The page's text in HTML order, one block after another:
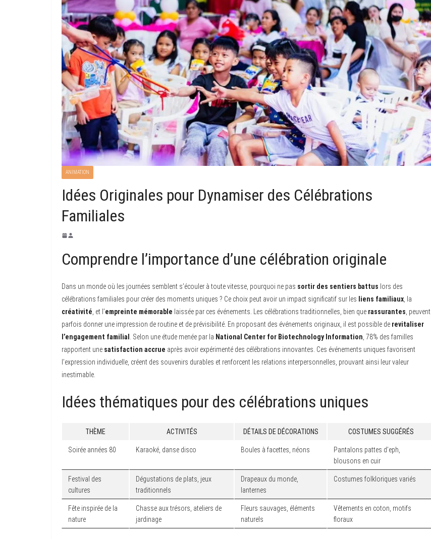
ANIMATION
Idées Originales pour Dynamiser des Célébrations
Familiales
Comprendre l’importance d’une célébration originale
Dans un monde où les journées semblent s’écouler à toute vitesse, pourquoi ne pas sortir des sentiers battus lors des
célébrations familiales pour créer des moments uniques ? Ce choix peut avoir un impact significatif sur les liens familiaux, la
créativité, et l’empreinte mémorable laissée par ces événements. Les célébrations traditionnelles, bien que rassurantes, peuvent
parfois donner une impression de routine et de prévisibilité. En proposant des événements originaux, il est possible de revitaliser
l’engagement familial . Selon une étude menée par la National Center for Biotechnology Information, 78% des familles
rapportent une satisfaction accrue après avoir expérimenté des célébrations innovantes. Ces événements uniques favorisent
l’expression individuelle, créent des souvenirs durables et renforcent les relations interpersonnelles, prouvant ainsi leur valeur
inestimable.
Idées thématiques pour des célébrations uniques
THÈME ACTIVITÉS DÉTAILS DE DÉCORATIONS COSTUMES SUGGÉRÉS
Soirée années 80 Karaoké, danse disco Boules à facettes, néons
Pantalons pattes d’eph,
blousons en cuir
Festival des
cultures
Dégustations de plats, jeux
traditionnels
Drapeaux du monde,
lanternes
Costumes folkloriques variés
Fête inspirée de la
nature
Chasse aux trésors, ateliers de
jardinage
Fleurs sauvages, éléments
naturels
Vêtements en coton, motifs
floraux